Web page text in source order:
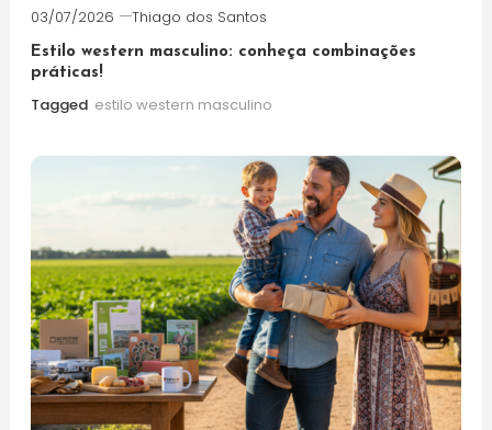
03/07/2026 Thiago dos Santos
Estilo western masculino: conheça combinações
práticas!
Tagged estilo western masculino